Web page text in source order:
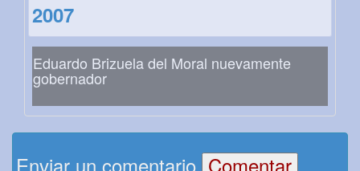
2007
Eduardo Brizuela del Moral nuevamente
gobernador
Enviar un comentario